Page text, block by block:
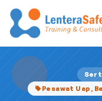
Pesawat Uap,